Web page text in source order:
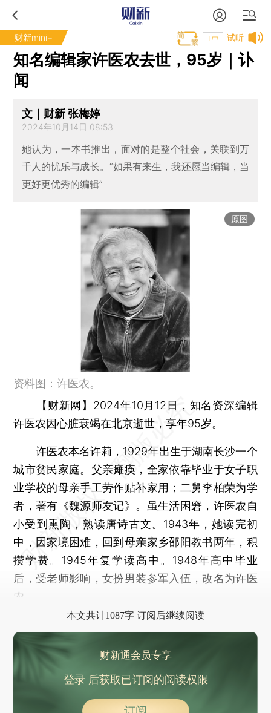
财新mini+ 试听
T中
知名编辑家许医农去世，95岁｜讣
闻
文｜财新 张梅婷
2024年10月14日 08:53
她认为，一本书推出，面对的是整个社会，关联到万
千人的忧乐与成长。“如果有来生，我还愿当编辑，当
更好更优秀的编辑”
原图
资料图：许医农。
【财新网】 2024年10月12日，知名资深编辑
许医农因心脏衰竭在北京逝世，享年95岁。
许医农本名许莉，1929年出生于湖南长沙一个
城市贫民家庭。父亲瘫痪，全家依靠毕业于女子职
业学校的母亲手工劳作贴补家用；二舅李柏荣为学
者，著有《魏源师友记》。虽生活困窘，许医农自
小受到熏陶，熟读唐诗古文。1943年，她读完初
中，因家境困难，回到母亲家乡邵阳教书两年，积
攒学费。1945年复学读高中。1948年高中毕业
后，受老师影响，女扮男装参军入伍，改名为许医
农。
本文共计1087字 订阅后继续阅读
财新通会员专享
登录后获取已订阅的阅读权限